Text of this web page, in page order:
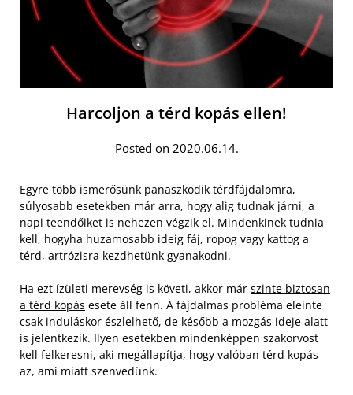
Harcoljon a térd kopás ellen!
Posted on 2020.06.14.
Egyre több ismerősünk panaszkodik térdfájdalomra,
súlyosabb esetekben már arra, hogy alig tudnak járni, a
napi teendőiket is nehezen végzik el. Mindenkinek tudnia
kell, hogyha huzamosabb ideig fáj, ropog vagy kattog a
térd, artrózisra kezdhetünk gyanakodni.
Ha ezt ízületi merevség is követi, akkor már szinte biztosan
a térd kopás esete áll fenn. A fájdalmas probléma eleinte
csak induláskor észlelhető, de később a mozgás ideje alatt
is jelentkezik. Ilyen esetekben mindenképpen szakorvost
kell felkeresni, aki megállapítja, hogy valóban térd kopás
az, ami miatt szenvedünk.